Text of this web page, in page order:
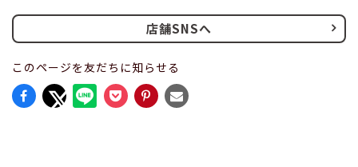
店舗SNSへ
このページを友だちに知らせる